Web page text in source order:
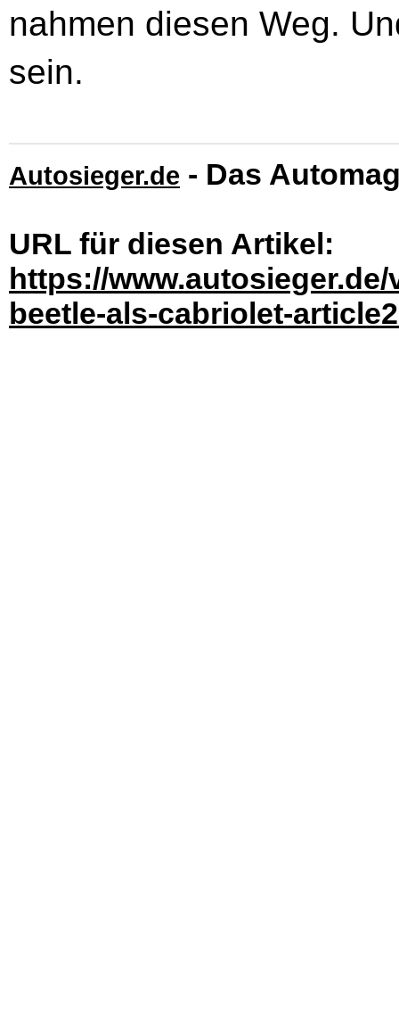
nahmen diesen Weg.
sein.
Autosieger.de - Das
URL für diesen Artikel:
https://
beetle-als-cabriolet-